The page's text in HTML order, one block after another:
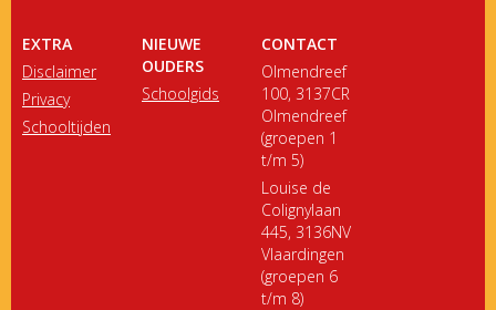
EXTRA
Disclaimer
Privacy
Schooltijden
NIEUWE
OUDERS
Schoolgids
CONTACT
Olmendreef
100, 3137CR
Olmendreef
(groepen 1
t/m 5)
Louise de
Colignylaan
445, 3136NV
Vlaardingen
(groepen 6
t/m 8)